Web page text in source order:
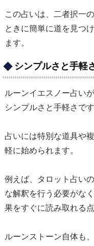
この占いは、二者択一
ときに簡単に道を見つ
ます。
シンプルさと手軽
ルーンイエスノー占い
シンプルさと手軽さです
占いには特別な道具や
軽に始められます。
例えば、タロット占い
な解釈を行う必要がな
果をすぐに読み取れる
ルーンストーン自体も